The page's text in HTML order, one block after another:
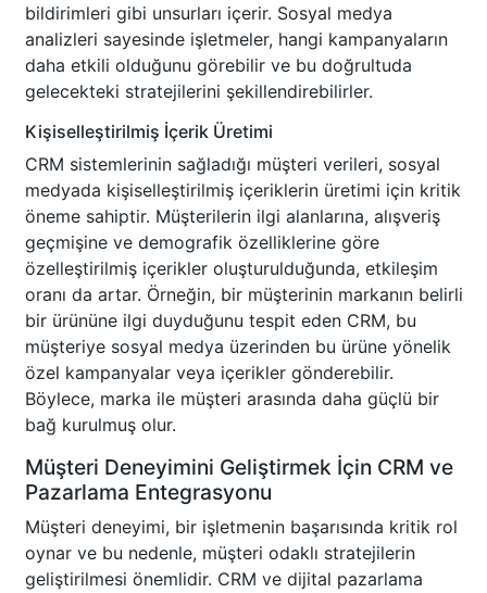
bildirimleri gibi unsurları içerir. Sosyal medya
analizleri sayesinde işletmeler, hangi kampanyaların
daha etkili olduğunu görebilir ve bu doğrultuda
gelecekteki stratejilerini şekillendirebilirler.
Kişiselleştirilmiş İçerik Üretimi
CRM sistemlerinin sağladığı müşteri verileri, sosyal
medyada kişiselleştirilmiş içeriklerin üretimi için kritik
öneme sahiptir. Müşterilerin ilgi alanlarına, alışveriş
geçmişine ve demografik özelliklerine göre
özelleştirilmiş içerikler oluşturulduğunda, etkileşim
oranı da artar. Örneğin, bir müşterinin markanın belirli
bir ürününe ilgi duyduğunu tespit eden CRM, bu
müşteriye sosyal medya üzerinden bu ürüne yönelik
özel kampanyalar veya içerikler gönderebilir.
Böylece, marka ile müşteri arasında daha güçlü bir
bağ kurulmuş olur.
Müşteri Deneyimini Geliştirmek İçin CRM ve
Pazarlama Entegrasyonu
Müşteri deneyimi, bir işletmenin başarısında kritik rol
oynar ve bu nedenle, müşteri odaklı stratejilerin
geliştirilmesi önemlidir. CRM ve dijital pazarlama